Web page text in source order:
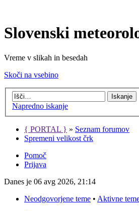
Slovenski
Vreme v slikah in besedah
Skoči na vsebino
Napredno iskanje
{ PORTAL } » Seznam forumov
Spremeni velikost črk
Pomoč
Prijava
Danes je 06 avg 2026, 21:14
Neodgovorjene teme • Aktivne